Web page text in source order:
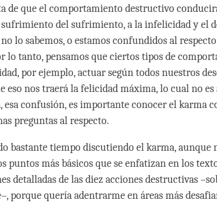
de que el comportamiento destructivo
del sufrimiento, a la infelicidad y el
lo sabemos, o estamos confundidos al
lo tanto, pensamos que ciertos tipos de
por ejemplo, actuar según todos nuestros
eso nos traerá la felicidad máxima, lo cual no es
esa confusión, es importante conocer el karma
preguntas al respecto.
bastante tiempo discutiendo el karma, aunque
puntos más básicos que se enfatizan en los
detalladas de las diez acciones destructivas
porque quería adentrarme en áreas más